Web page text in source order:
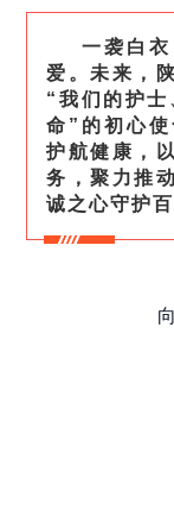
一袭白
爱。未来，
“我们的护
命”的初心
护航健康，
务，聚力推
诚之心守护百